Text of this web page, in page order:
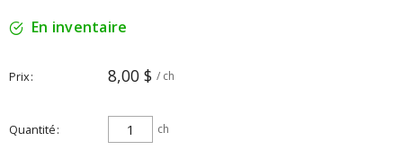
En inventaire
Prix 8,00 $ / ch
Quantité ch